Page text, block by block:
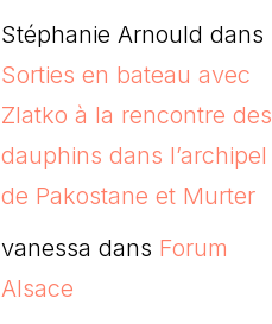
Stéphanie Arnould dans
Sorties en bateau avec
Zlatko à la rencontre des
dauphins dans l’archipel
de Pakostane et Murter
vanessa dans Forum
Alsace